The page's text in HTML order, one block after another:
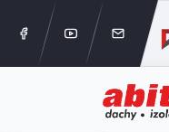
Start